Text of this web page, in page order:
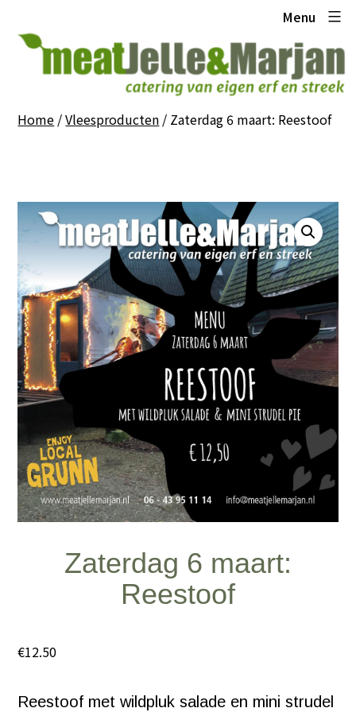
naarJelle
Menu
Home /Vleesproducten / Zaterdag 6 maart: Reestoof
Zaterdag 6 maart:
Reestoof
€12.50
Reestoof met wildpluk salade en mini strudel